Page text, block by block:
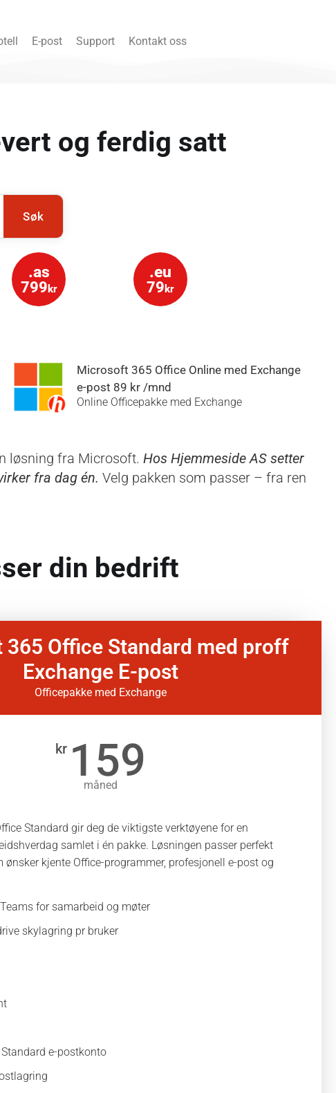
E-post Support Kontakt oss
og ferdig satt
Søk
.as
799 kr
.eu
79 kr
Microsoft 365 Office Online med Exchange
e-post 89 kr /mnd
Online Officepakke med Exchange
løsning fra Microsoft. Hos Hjemmeside AS setter
fra dag én. Velg pakken som passer – fra ren
din bedrift
Office Standard med proff
Exchange E-post
Officepakke med Exchange
kr 159
måned
Standard gir deg de viktigste verktøyene for en
samlet i én pakke. Løsningen passer perfekt
ønsker kjente Office-programmer, profesjonell e-post og
for samarbeid og møter
skylagring pr bruker
Standard e-postkonto